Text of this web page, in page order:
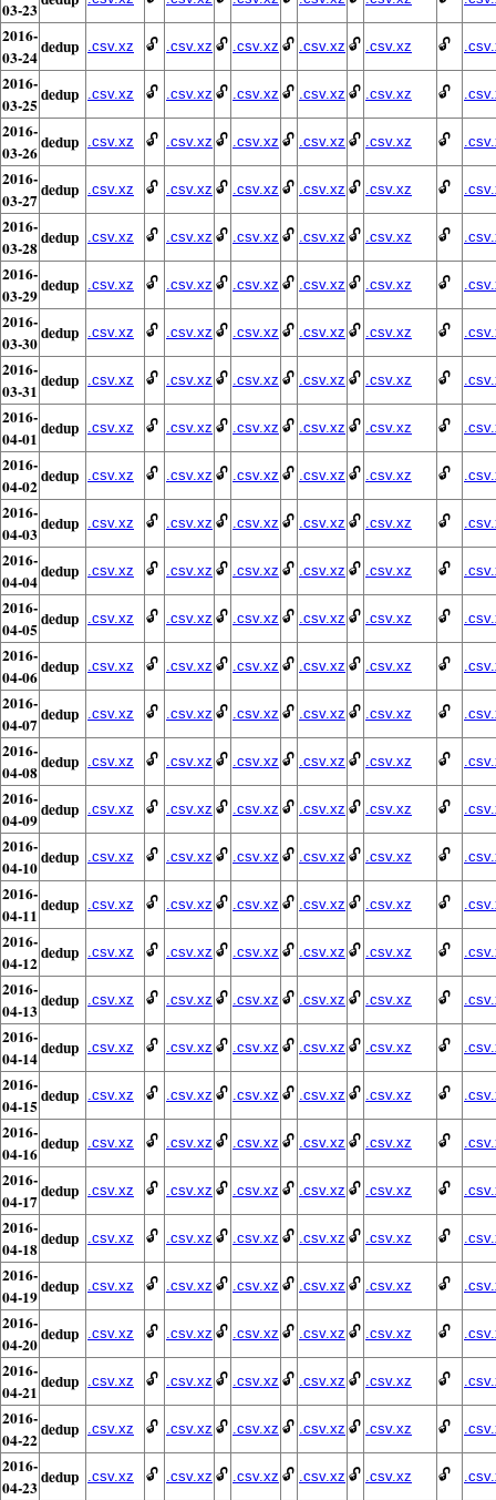
03-23
2016-
03-24dedup .csv.xz 🔓 .csv.xz 🔓 .csv.xz 🔓 .csv.xz 🔓 .csv.xz 🔓
2016-
03-25 dedup .csv.xz 🔓 .csv.xz 🔓 .csv.xz 🔓 .csv.xz 🔓 .csv.xz 🔓
2016-
03-26dedup .csv.xz 🔓 .csv.xz 🔓 .csv.xz 🔓 .csv.xz 🔓 .csv.xz 🔓
2016-
03-27dedup .csv.xz 🔓 .csv.xz 🔓 .csv.xz 🔓 .csv.xz 🔓 .csv.xz 🔓
2016-
03-28dedup .csv.xz 🔓 .csv.xz 🔓 .csv.xz 🔓 .csv.xz 🔓 .csv.xz 🔓
2016-
03-29dedup .csv.xz 🔓 .csv.xz 🔓 .csv.xz 🔓 .csv.xz 🔓 .csv.xz 🔓
2016-
03-30dedup .csv.xz 🔓 .csv.xz 🔓 .csv.xz 🔓 .csv.xz 🔓 .csv.xz 🔓
2016-
03-31 dedup .csv.xz 🔓 .csv.xz 🔓 .csv.xz 🔓 .csv.xz 🔓 .csv.xz 🔓
2016-
04-01 dedup .csv.xz 🔓 .csv.xz 🔓 .csv.xz 🔓 .csv.xz 🔓 .csv.xz 🔓
2016-
04-02dedup .csv.xz 🔓 .csv.xz 🔓 .csv.xz 🔓 .csv.xz 🔓 .csv.xz 🔓
2016-
04-03dedup .csv.xz 🔓 .csv.xz 🔓 .csv.xz 🔓 .csv.xz 🔓 .csv.xz 🔓
2016-
04-04dedup .csv.xz 🔓 .csv.xz 🔓 .csv.xz 🔓 .csv.xz 🔓 .csv.xz 🔓
2016-
04-05 dedup .csv.xz 🔓 .csv.xz 🔓 .csv.xz 🔓 .csv.xz 🔓 .csv.xz 🔓
2016-
04-06dedup .csv.xz 🔓 .csv.xz 🔓 .csv.xz 🔓 .csv.xz 🔓 .csv.xz 🔓
2016-
04-07dedup .csv.xz 🔓 .csv.xz 🔓 .csv.xz 🔓 .csv.xz 🔓 .csv.xz 🔓
2016-
04-08dedup .csv.xz 🔓 .csv.xz 🔓 .csv.xz 🔓 .csv.xz 🔓 .csv.xz 🔓
2016-
04-09dedup .csv.xz 🔓 .csv.xz 🔓 .csv.xz 🔓 .csv.xz 🔓 .csv.xz 🔓
2016-
04-10dedup .csv.xz 🔓 .csv.xz 🔓 .csv.xz 🔓 .csv.xz 🔓 .csv.xz 🔓
2016-
04-11 dedup .csv.xz 🔓 .csv.xz 🔓 .csv.xz 🔓 .csv.xz 🔓 .csv.xz 🔓
2016-
04-12dedup .csv.xz 🔓 .csv.xz 🔓 .csv.xz 🔓 .csv.xz 🔓 .csv.xz 🔓
2016-
04-13dedup .csv.xz 🔓 .csv.xz 🔓 .csv.xz 🔓 .csv.xz 🔓 .csv.xz 🔓
2016-
04-14dedup .csv.xz 🔓 .csv.xz 🔓 .csv.xz 🔓 .csv.xz 🔓 .csv.xz 🔓
2016-
04-15 dedup .csv.xz 🔓 .csv.xz 🔓 .csv.xz 🔓 .csv.xz 🔓 .csv.xz 🔓
2016-
04-16dedup .csv.xz 🔓 .csv.xz 🔓 .csv.xz 🔓 .csv.xz 🔓 .csv.xz 🔓
2016-
04-17dedup .csv.xz 🔓 .csv.xz 🔓 .csv.xz 🔓 .csv.xz 🔓 .csv.xz 🔓
2016-
04-18dedup .csv.xz 🔓 .csv.xz 🔓 .csv.xz 🔓 .csv.xz 🔓 .csv.xz 🔓
2016-
04-19dedup .csv.xz 🔓 .csv.xz 🔓 .csv.xz 🔓 .csv.xz 🔓 .csv.xz 🔓
2016-
04-20dedup .csv.xz 🔓 .csv.xz 🔓 .csv.xz 🔓 .csv.xz 🔓 .csv.xz 🔓
2016-
04-21 dedup .csv.xz 🔓 .csv.xz 🔓 .csv.xz 🔓 .csv.xz 🔓 .csv.xz 🔓
2016-
04-22dedup .csv.xz 🔓 .csv.xz 🔓 .csv.xz 🔓 .csv.xz 🔓 .csv.xz 🔓
2016-
04-23dedup .csv.xz 🔓 .csv.xz 🔓 .csv.xz 🔓 .csv.xz 🔓 .csv.xz 🔓